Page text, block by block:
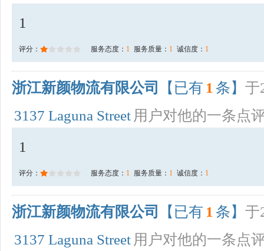
1
评分： 服务态度： 1 服务质量： 1 诚信度： 1
浙江新颜物流有限公司 【已有 1 条】 于
3137 Laguna Street 用户对他的一条点
1
评分： 服务态度： 1 服务质量： 1 诚信度： 1
浙江新颜物流有限公司 【已有 1 条】 于
3137 Laguna Street 用户对他的一条点